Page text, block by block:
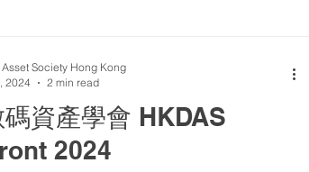
資產學會 HKDAS
2024
Society Hong Kong
2024
2 min read